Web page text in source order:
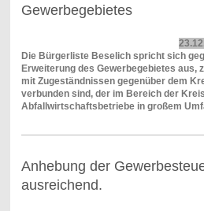
Gewerbegebietes
Die Bürgerliste Beselich spricht sich
Erweiterung des Gewerbegebietes aus,
mit Zugeständnissen gegenüber dem
verbunden sind, der im Bereich der
Abfallwirtschaftsbetriebe in großem
Anhebung der
ausreichend.